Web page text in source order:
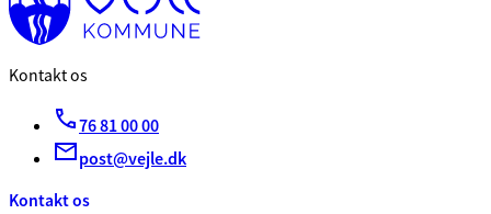
Kontakt os
76 81 00 00
post@vejle.dk
Kontakt os